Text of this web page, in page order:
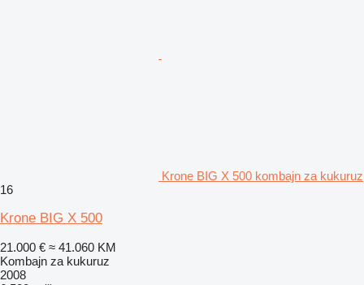
Krone BIG X 500 kombajn za kukuruz
16
Krone BIG X 500
21.000 € ≈ 41.060 KM
Kombajn za kukuruz
2008